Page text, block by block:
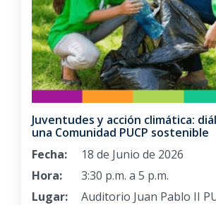
Juventudes y acción climática:
una Comunidad PUCP sostenible
Fecha:
18 de Junio de 2026
Hora:
3:30 p.m. a 5 p.m.
Lugar:
Auditorio Juan Pablo II